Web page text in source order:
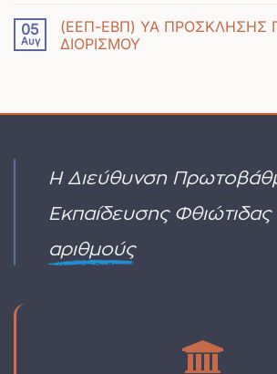
μέτρων
διασφάλισης
σε
όπως
πυρκαγιές
υπάρχουν
σχόλια
στο
05
Αυγ
(ΕΕΠ-ΕΒΠ) ΥΑ ΠΡΟΣΚΛΗΣΗΣ
ΔΙΟΡΙΣΜΟΥ
στο
ΥΑ
ΠΡΟΣΚΛΗΣΗΣ
ΓΙΑ
ΑΙΤΗΣΗ
ΔΙΟΡΙΣΜΟΥ
Η Διεύθυνση
Εκπαίδευσης Φθιώτιδας
αριθμούς